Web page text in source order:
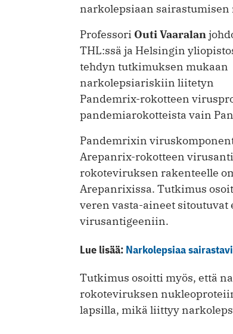
narkolepsiaan sairastumisen
Professori Outi Vaaralan
THL:ssä ja Helsingin
tehdyn tutkimuksen mukaan
narkolepsiariskiin liitetyn
Pandemrix-rokotteen
pandemiarokotteista vain
Pandemrixin
Arepanrix-rokotteen
rokoteviruksen rakenteelle
Arepanrixissa. Tutkimus
veren vasta-aineet
virusantigeeniin.
Lue lisää: Narkolepsiaa
Tutkimus osoitti myös, että
rokoteviruksen
lapsilla, mikä liittyy